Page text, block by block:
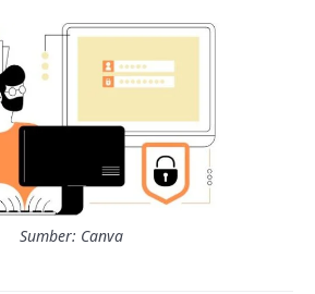
Sumber: Canva